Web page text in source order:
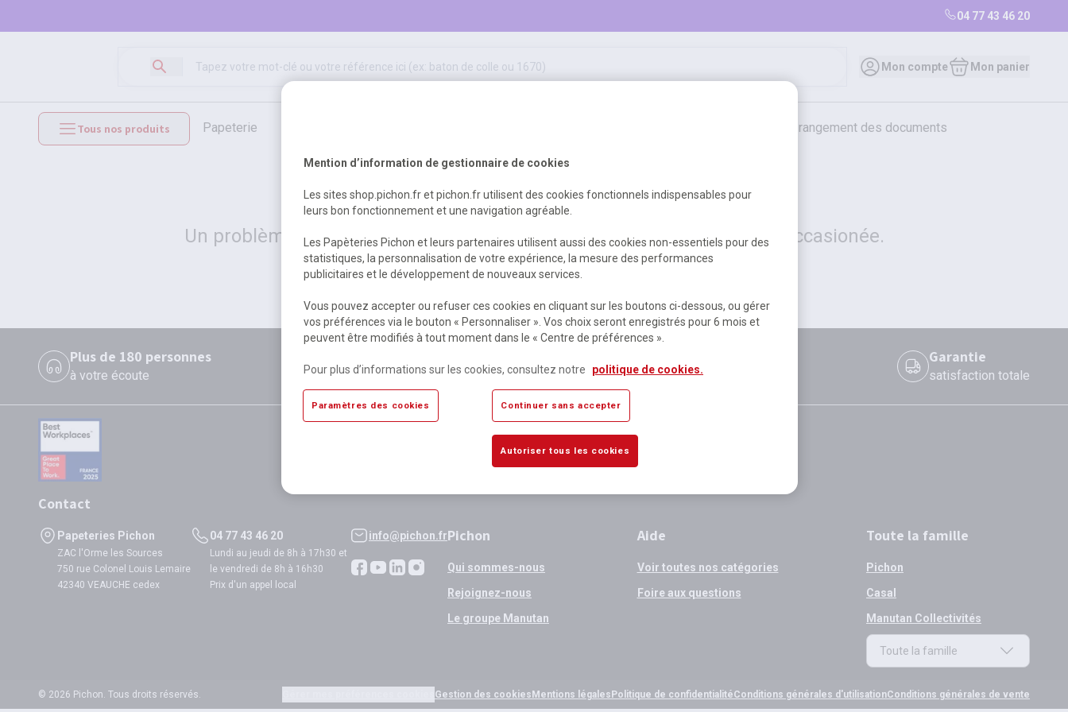
04 77 43 46 20
Mon compte Mon panier
Tous nos produits papeterie bureautique et rangement des documents
mobilier et équipements hygiène, sécurité, 1er secours outils, travaux & entretien
500
Erreur Serveur...
Un problème serveur est survenu. Veuillez nous excuser pour la gêne occasionée.
Retour Retour à l'accueil
Plus de 180 personnes
à votre écoute disponibles si validation avant 12h
Garantie
satisfaction totale
Contact
Papeteries Pichon
ZAC l'Orme les Sources
750 rue Colonel Louis Lemaire
42340 VEAUCHE cedex
04 77 43 46 20
Lundi au jeudi de 8h à 17h30 et
le vendredi de 8h à 16h30
Prix d'un appel local
info@pichon.frPichon
Qui sommes-nous
Rejoignez-nous
Le groupe Manutan
Aide
Voir toutes nos catégories
Foire aux questions
Toute la famille
Pichon
Casal
Manutan Collectivités
Toute la famille
© 2026 Pichon. Tous droits réservés. Gestion des cookies Mentions légales Politique de confidentialitéConditions générales d'utilisationConditions générales de vente
Mention d’information de gestionnaire de cookies
Les sites shop.pichon.fr et pichon.fr utilisent des cookies fonctionnels indispensables pour
leurs bon fonctionnement et une navigation agréable.
Les Papèteries Pichon et leurs partenaires utilisent aussi des cookies non-essentiels pour des
statistiques, la personnalisation de votre expérience, la mesure des performances
publicitaires et le développement de nouveaux services.
Vous pouvez accepter ou refuser ces cookies en cliquant sur les boutons ci-dessous, ou gérer
vos préférences via le bouton « Personnaliser ». Vos choix seront enregistrés pour 6 mois et
peuvent être modifiés à tout moment dans le « Centre de préférences ».
Pour plus d’informations sur les cookies, consultez notre politique de cookies.
Paramètres des cookies Continuer sans accepter
Autoriser tous les cookies